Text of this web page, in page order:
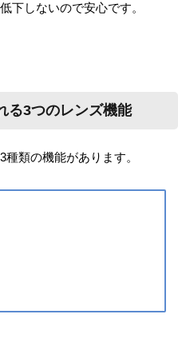
下しないので安心です。
る3つのレンズ機能
類の機能があります。